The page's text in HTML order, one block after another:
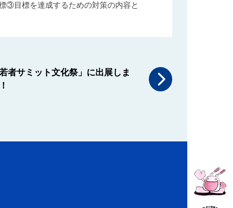
③目標を達成するための対策の内容と
若者サミット文化祭」に出展しま